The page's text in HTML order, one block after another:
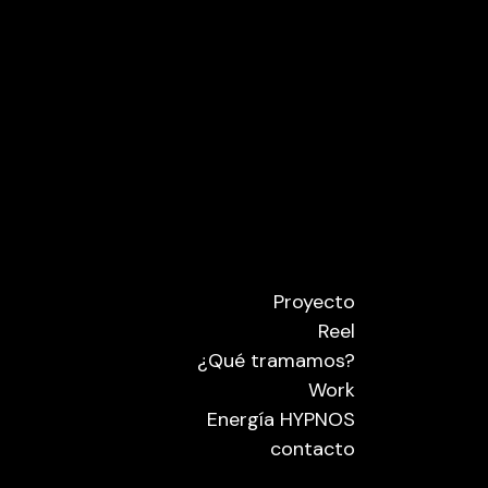
Proyecto
Reel
¿Qué tramamos?
Work
Energía HYPNOS
contacto